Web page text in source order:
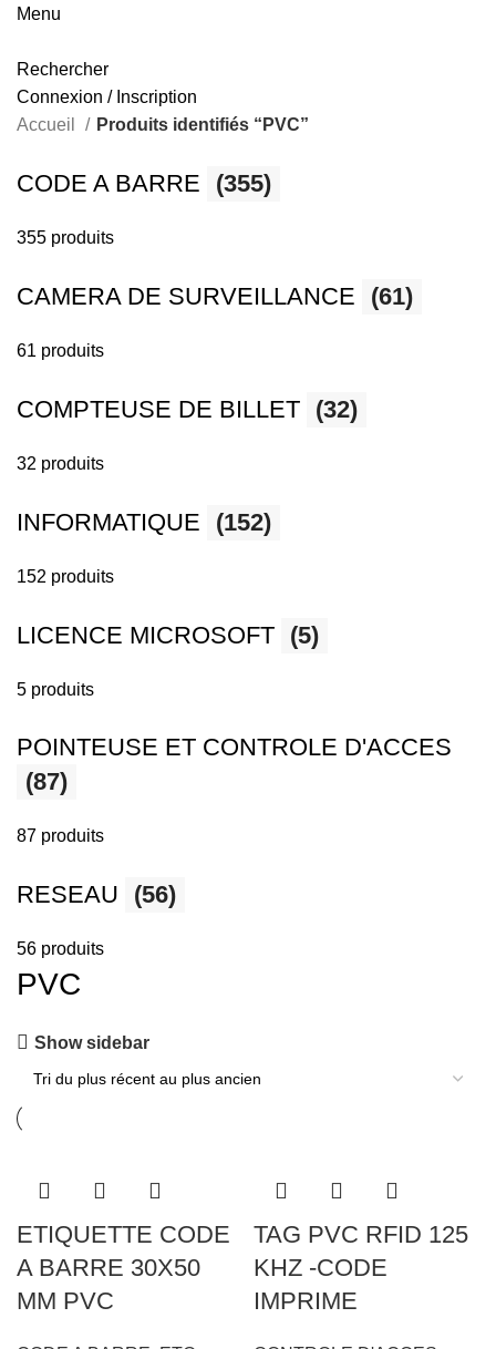
Menu
Rechercher
Connexion / Inscription
Accueil
Produits identifiés “PVC”
CODE A BARRE (355)
355 produits
CAMERA DE SURVEILLANCE (61)
61 produits
COMPTEUSE DE BILLET (32)
32 produits
INFORMATIQUE (152)
152 produits
LICENCE MICROSOFT (5)
5 produits
POINTEUSE ET CONTROLE D'ACCES
(87)
87 produits
RESEAU (56)
56 produits
PVC
Show sidebar
ETIQUETTE CODE
A BARRE 30X50
MM PVC
TAG PVC RFID 125
KHZ -CODE
IMPRIME